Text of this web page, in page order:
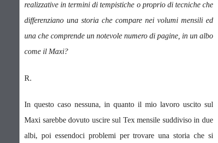
realizzative in termini di tempistiche o proprio di tecniche che
differenziano una storia che compare nei volumi mensili ed
una che comprende un notevole numero di pagine, in un albo
come il Maxi?
R.
In questo caso nessuna, in quanto il mio lavoro uscito sul
Maxi sarebbe dovuto uscire sul Tex mensile suddiviso in due
albi, poi essendoci problemi per trovare una storia che si